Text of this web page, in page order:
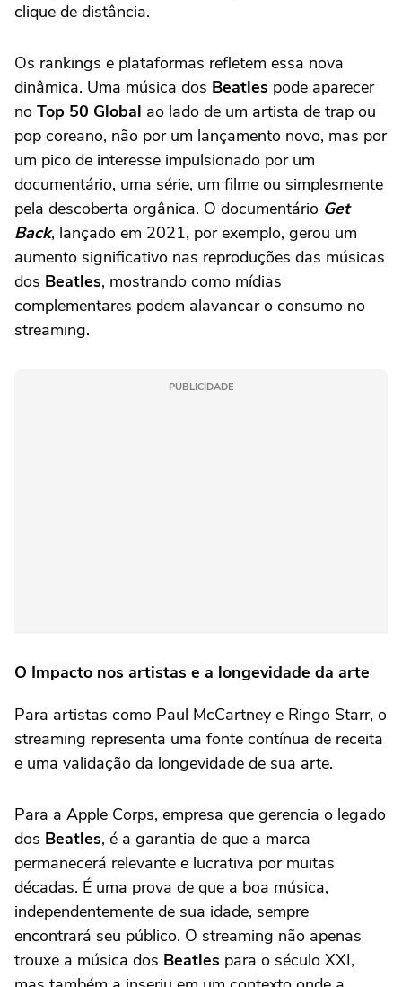
clique de distância.
Os rankings e plataformas refletem essa nova
dinâmica. Uma música dos Beatles pode aparecer
no Top 50 Global ao lado de um artista de trap ou
pop coreano, não por um lançamento novo, mas por
um pico de interesse impulsionado por um
documentário, uma série, um filme ou simplesmente
pela descoberta orgânica. O documentário Get
Back, lançado em 2021, por exemplo, gerou um
aumento significativo nas reproduções das músicas
dos Beatles, mostrando como mídias
complementares podem alavancar o consumo no
streaming.
PUBLICIDADE
O Impacto nos artistas e a longevidade da arte
Para artistas como Paul McCartney e Ringo Starr, o
streaming representa uma fonte contínua de receita
e uma validação da longevidade de sua arte.
Para a Apple Corps, empresa que gerencia o legado
dos Beatles, é a garantia de que a marca
permanecerá relevante e lucrativa por muitas
décadas. É uma prova de que a boa música,
independentemente de sua idade, sempre
encontrará seu público. O streaming não apenas
trouxe a música dos Beatles para o século XXI,